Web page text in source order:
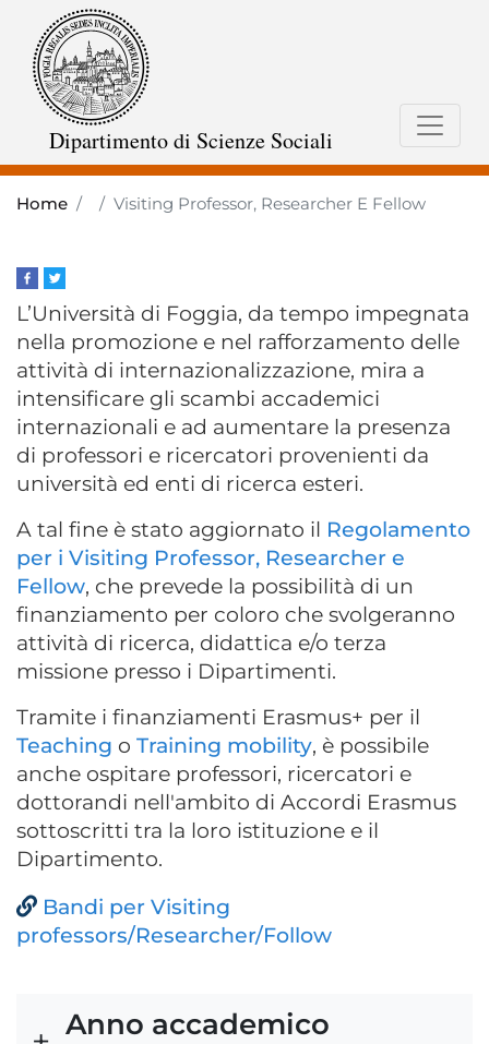
Dipartimento di Scienze Sociali
Home Visiting Professor, Researcher E Fellow
L’Università di Foggia, da tempo impegnata
nella promozione e nel rafforzamento delle
attività di internazionalizzazione, mira a
intensificare gli scambi accademici
internazionali e ad aumentare la presenza
di professori e ricercatori provenienti da
università ed enti di ricerca esteri.
A tal fine è stato aggiornato il Regolamento
per i Visiting Professor, Researcher e
Fellow, che prevede la possibilità di un
finanziamento per coloro che svolgeranno
attività di ricerca, didattica e/o terza
missione presso i Dipartimenti.
Tramite i finanziamenti Erasmus+ per il
Teaching o Training mobility, è possibile
anche ospitare professori, ricercatori e
dottorandi nell'ambito di Accordi Erasmus
sottoscritti tra la loro istituzione e il
Dipartimento.
Bandi per Visiting
professors/Researcher/Follow
Anno accademico